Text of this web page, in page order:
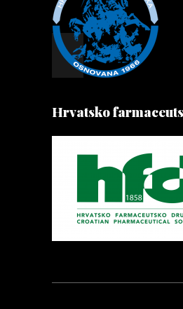
Hrvatsko